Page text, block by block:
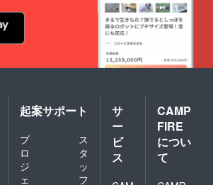
起案サポート
プ
ロ
ジ
ェ
ス
タ
ッ
フ
サ
ー
ビ
ス
CAMP
FIRE
につい
て